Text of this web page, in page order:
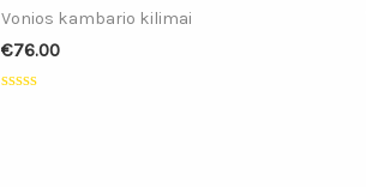
Vonios kambario kilimai
€76.00